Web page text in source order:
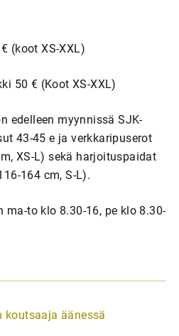
(koot XS-XXL)
50 € (Koot XS-XXL)
myynnissä SJK-
43-45 e ja verkkaripuserot
XS-L) sekä harjoituspaidat
164 cm, S-L).
to klo 8.30-16, pe klo 8.30-
koutsaaja äänessä